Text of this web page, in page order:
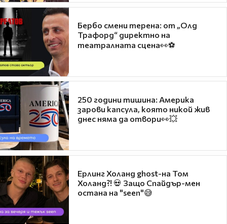
Бербо смени терена: от „Олд
Трафорд“ директно на
театралната сцена👀⚽
250 години тишина: Америка
зарови капсула, която никой жив
днес няма да отвори👀💥
Ерлинг Холанд ghost-на Том
Холанд?! 💀 Защо Спайдър-мен
остана на "seen"😅